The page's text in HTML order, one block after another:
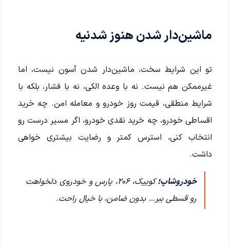
ماشین‌دار شدن هنوز شدنیه
تو این شرایط سخت، ماشین‌دار شدن آسون نیست، اما
غیرممکن هم نیست. نه با وعده الکی، نه با فشار، بلکه با
شرایط منطقی، قیمت روز خودرو و معامله امن. چه خرید
اقساطی خودرو، چه خرید نقدی خودرو، اگر مسیر درست رو
انتخاب کنی، استرس کمتر و رضایت بیشتری خواهی
داشت.
خودروشاپ؛
کوییک، ۲۰۶، پارس و خودروی دلخواهت
رو قسطی ببر… بدون ضامن، با خیال راحت.